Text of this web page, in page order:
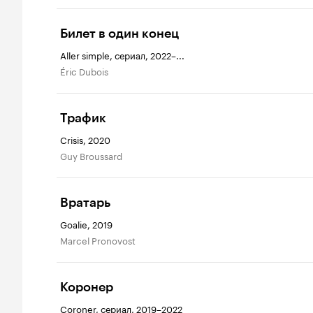
Билет в один конец
Aller simple, сериал, 2022–...
Éric Dubois
Трафик
Crisis, 2020
Guy Broussard
Вратарь
Goalie, 2019
Marcel Pronovost
Коронер
Coroner, сериал, 2019–2022